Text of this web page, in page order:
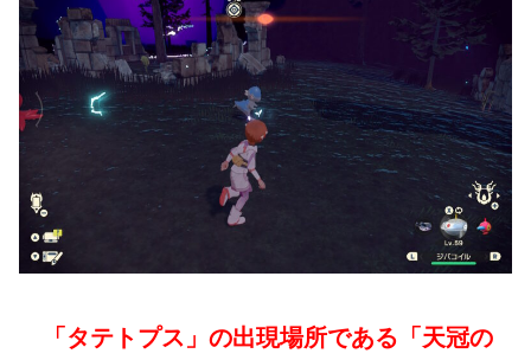
「タテトプス」の出現場所である「天冠の